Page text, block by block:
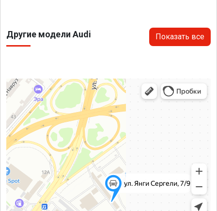
Другие модели Audi Показать все